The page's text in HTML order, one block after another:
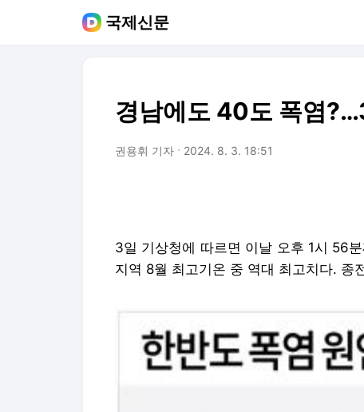
국제신문
경남에도 40도 폭염
권용휘 기자 2024. 8. 3. 18:51
3일 기상청에 따르면 이날 오후 1시 56
지역 8월 최고기온 중 역대 최고치다. 종